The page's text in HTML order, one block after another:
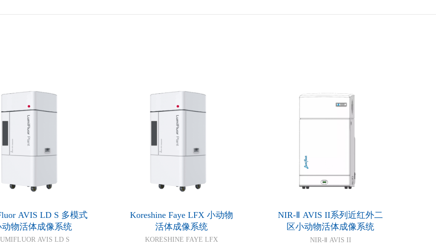
AVIS LD S 多模式
动物活体成像系统
AVIS LD S
Koreshine Faye LFX 小动物
活体成像系统
KORESHINE FAYE LFX
NIR-Ⅱ AVIS II系列近红外二
区小动物活体成像系统
NIR-Ⅱ AVIS II